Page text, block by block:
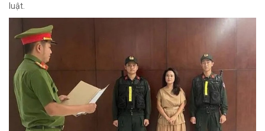
luật.